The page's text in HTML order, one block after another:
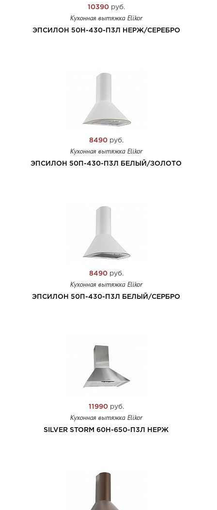
10390руб.
Кухонная вытяжка Elikor
ЭПСИЛОН 50Н-430-П3Л НЕРЖ/СЕРЕБРО
8490руб.
Кухонная вытяжка Elikor
ЭПСИЛОН 50П-430-П3Л БЕЛЫЙ/ЗОЛОТО
8490руб.
Кухонная вытяжка Elikor
ЭПСИЛОН 50П-430-П3Л БЕЛЫЙ/СЕРБРО
11990руб.
Кухонная вытяжка Elikor
SILVER STORM 60Н-650-П3Л НЕРЖ